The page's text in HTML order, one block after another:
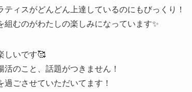
ィスがどんどん上達しているのにもびっくり！
組むのがわたしの楽しみになっています✨
しいです🥰
のこと、話題がつきません！
ごさせていただいてます！